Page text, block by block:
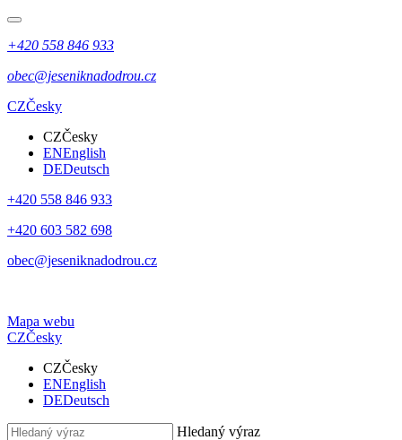
+420 558 846 933
obec@jeseniknadodrou.cz
CZČesky
CZČesky
ENEnglish
DEDeutsch
+420 558 846 933
+420 603 582 698
obec@jeseniknadodrou.cz
Mapa webu
CZČesky
CZČesky
ENEnglish
DEDeutsch
Hledaný výraz